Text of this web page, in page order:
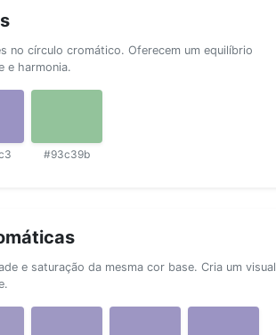
no círculo cromático. Oferecem um equilíbrio
e harmonia.
#93c39b
e saturação da mesma cor base. Cria um visual